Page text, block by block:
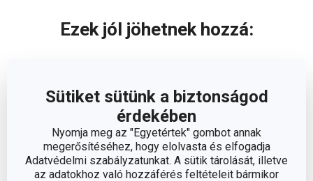
Sütiket sütünk a biztonságod
érdekében
Nyomja meg az "Egyetértek" gombot annak
megerősítéséhez, hogy elolvasta és elfogadja
Adatvédelmi szabályzatunkat. A sütik tárolását, illetve
az adatokhoz való hozzáférés feltételeit bármikor
Ezek jól jöhetnek hozzá: